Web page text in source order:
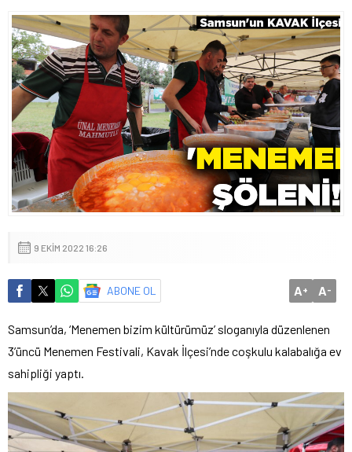
9 EKIM 2022 16:26
ABONE OL A+ A-
Samsun’da, ‘Menemen bizim kültürümüz’ sloganıyla düzenlenen
3’üncü Menemen Festivali, Kavak İlçesi’nde coşkulu kalabalığa ev
sahipliği yaptı.